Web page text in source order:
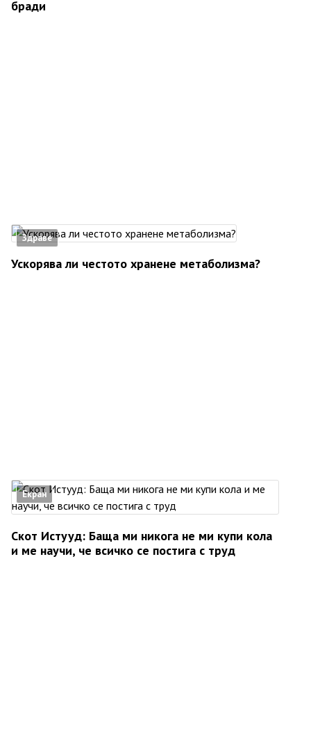
бради
Здраве
Ускорява ли честото хранене метаболизма?
Екран
Скот Истууд: Баща ми никога не ми купи кола
и ме научи, че всичко се постига с труд